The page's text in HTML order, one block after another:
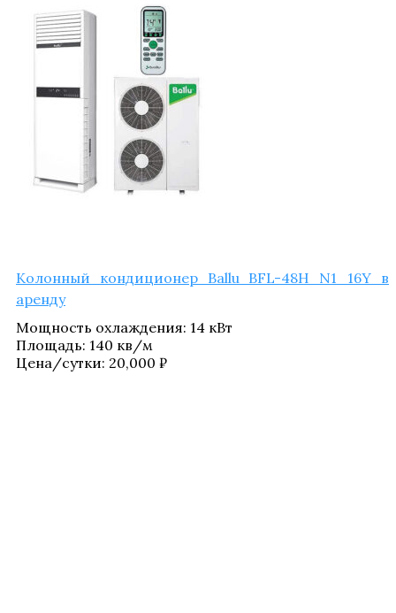
Колон­ный кон­ди­ци­о­нер Ballu BFL-48H N1_​16Y в
аренду
Мощ­ность охла­жде­ния: 14 кВт
Пло­щадь: 140 кв/​м
Цена/​сутки: 20,000 ₽